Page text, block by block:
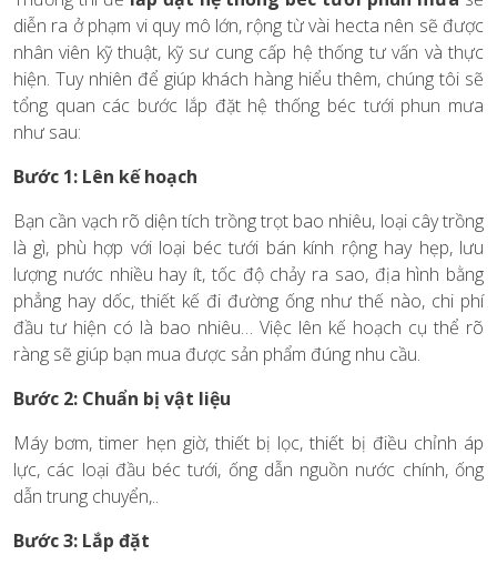
diễn ra ở phạm vi quy mô lớn, rộng từ vài hecta nên sẽ được
nhân viên kỹ thuật, kỹ sư cung cấp hệ thống tư vấn và thực
hiện. Tuy nhiên để giúp khách hàng hiểu thêm, chúng tôi sẽ
tổng quan các bước lắp đặt hệ thống béc tưới phun mưa
như sau:
Bước 1: Lên kế hoạch
Bạn cần vạch rõ diện tích trồng trọt bao nhiêu, loại cây trồng
là gì, phù hợp với loại béc tưới bán kính rộng hay hẹp, lưu
lượng nước nhiều hay ít, tốc độ chảy ra sao, địa hình bằng
phẳng hay dốc, thiết kế đi đường ống như thế nào, chi phí
đầu tư hiện có là bao nhiêu… Việc lên kế hoạch cụ thể rõ
ràng sẽ giúp bạn mua được sản phẩm đúng nhu cầu.
Bước 2: Chuẩn bị vật liệu
Máy bơm, timer hẹn giờ, thiết bị lọc, thiết bị điều chỉnh áp
lực, các loại đầu béc tưới, ống dẫn nguồn nước chính, ống
dẫn trung chuyển,..
Bước 3: Lắp đặt